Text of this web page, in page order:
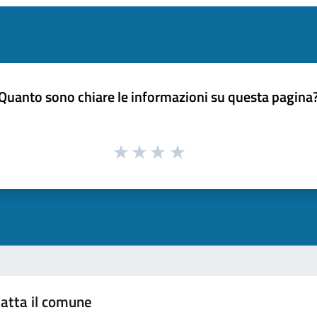
sono chiare le informazioni su questa
il comune